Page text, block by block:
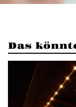
Das